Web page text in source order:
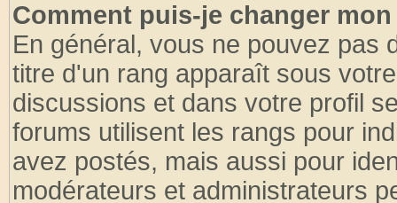
Comment puis-je changer
En général, vous ne pouvez pas
titre d'un rang apparaît sous
discussions et dans votre profil
forums utilisent les rangs pour
avez postés, mais aussi pour
modérateurs et administrateurs